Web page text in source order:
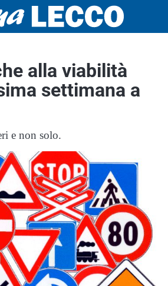
alla viabilità
settimana a
e non solo.